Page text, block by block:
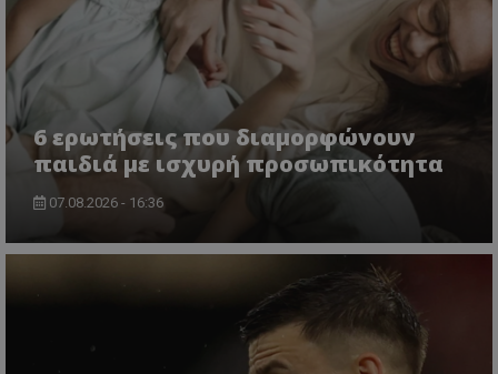
6 ερωτήσεις που διαμορφώνουν
παιδιά με ισχυρή προσωπικότητα
07.08.2026 - 16:36